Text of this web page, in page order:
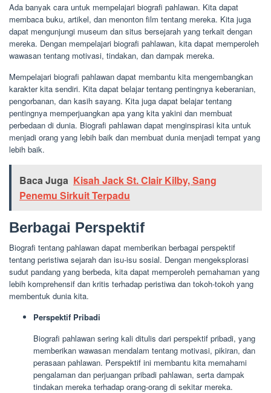
Ada banyak cara untuk mempelajari biografi pahlawan. Kita dapat
membaca buku, artikel, dan menonton film tentang mereka. Kita juga
dapat mengunjungi museum dan situs bersejarah yang terkait dengan
mereka. Dengan mempelajari biografi pahlawan, kita dapat memperoleh
wawasan tentang motivasi, tindakan, dan dampak mereka.
Mempelajari biografi pahlawan dapat membantu kita mengembangkan
karakter kita sendiri. Kita dapat belajar tentang pentingnya keberanian,
pengorbanan, dan kasih sayang. Kita juga dapat belajar tentang
pentingnya memperjuangkan apa yang kita yakini dan membuat
perbedaan di dunia. Biografi pahlawan dapat menginspirasi kita untuk
menjadi orang yang lebih baik dan membuat dunia menjadi tempat yang
lebih baik.
Baca Juga Kisah Jack St. Clair Kilby, Sang
Penemu Sirkuit Terpadu
Berbagai Perspektif
Biografi tentang pahlawan dapat memberikan berbagai perspektif
tentang peristiwa sejarah dan isu-isu sosial. Dengan mengeksplorasi
sudut pandang yang berbeda, kita dapat memperoleh pemahaman yang
lebih komprehensif dan kritis terhadap peristiwa dan tokoh-tokoh yang
membentuk dunia kita.
Perspektif Pribadi
Biografi pahlawan sering kali ditulis dari perspektif pribadi, yang
memberikan wawasan mendalam tentang motivasi, pikiran, dan
perasaan pahlawan. Perspektif ini membantu kita memahami
pengalaman dan perjuangan pribadi pahlawan, serta dampak
tindakan mereka terhadap orang-orang di sekitar mereka.